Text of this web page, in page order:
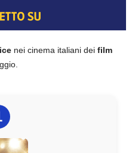
nei cinema italiani dei film